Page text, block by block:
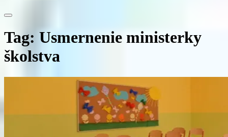
Tag: Usmernenie ministerky
školstva